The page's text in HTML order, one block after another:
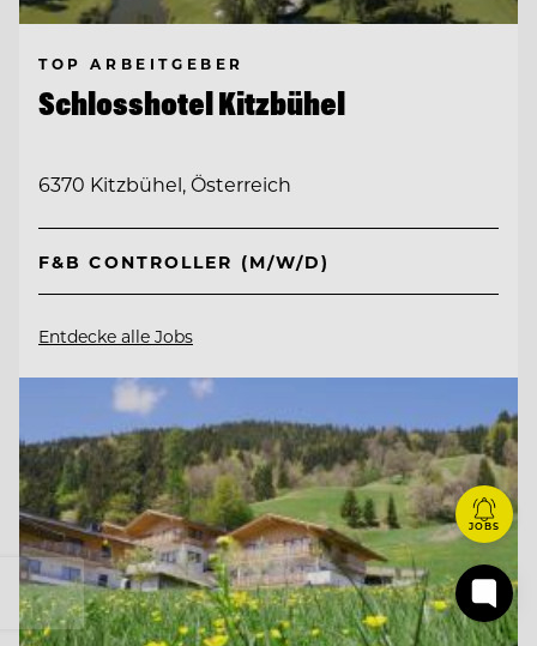
TOP ARBEITGEBER
Schlosshotel Kitzbühel
6370 Kitzbühel, Österreich
F&B CONTROLLER (M/W/D)
Entdecke alle Jobs
JOBS